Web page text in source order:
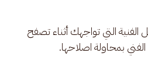
الفنية التي تواجهك أثناء تصفح
بمحاولة اصلاحها.